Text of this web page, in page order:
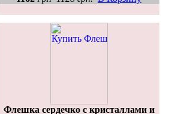
Флешка сердечко с кристаллами и